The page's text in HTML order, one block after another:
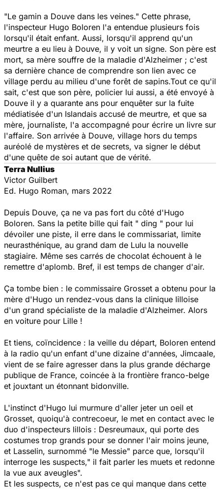
"Le gamin a Douve dans les veines." Cette phrase,
l'inspecteur Hugo Boloren l'a entendue plusieurs fois
lorsqu'il était enfant. Aussi, lorsqu'il apprend qu'un
meurtre a eu lieu à Douve, il y voit un signe. Son père est
mort, sa mère souffre de la maladie d'Alzheimer ; c'est
sa dernière chance de comprendre son lien avec ce
village perdu au milieu d'une forêt de sapins.Tout ce qu'il
sait, c'est que son père, policier lui aussi, a été envoyé à
Douve il y a quarante ans pour enquêter sur la fuite
médiatisée d'un Islandais accusé de meurtre, et que sa
mère, journaliste, l'a accompagné pour écrire un livre sur
l'affaire. Son arrivée à Douve, village hors du temps
auréolé de mystères et de secrets, va signer le début
d'une quête de soi autant que de vérité.
Terra Nullius
Victor Guilbert
Ed. Hugo Roman, mars 2022
Depuis Douve, ça ne va pas fort du côté d'Hugo
Boloren. Sans la petite bille qui fait " ding " pour lui
dévoiler une piste, il erre dans le commissariat, limite
neurasthénique, au grand dam de Lulu la nouvelle
stagiaire. Même ses carrés de chocolat échouent à le
remettre d'aplomb. Bref, il est temps de changer d'air.
Ça tombe bien : le commissaire Grosset a obtenu pour la
mère d'Hugo un rendez-vous dans la clinique lilloise
d'un grand spécialiste de la maladie d'Alzheimer. Alors
en voiture pour Lille !
Et tiens, coïncidence : la veille du départ, Boloren entend
à la radio qu'un enfant d'une dizaine d'années, Jimcaale,
vient de se faire agresser dans la plus grande décharge
publique de France, coincée à la frontière franco-belge
et jouxtant un étonnant bidonville.
L'instinct d'Hugo lui murmure d'aller jeter un oeil et
Grosset, quoiqu'à contrecoeur, le met en contact avec le
duo d'inspecteurs lillois : Desreumaux, qui porte des
costumes trop grands pour se donner l'air moins jeune,
et Lasselin, surnommé "le Messie" parce que, lorsqu'il
interroge les suspects," il fait parler les muets et redonne
la vue aux aveugles".
Et les suspects, ce n'est pas ce qui manque dans cette